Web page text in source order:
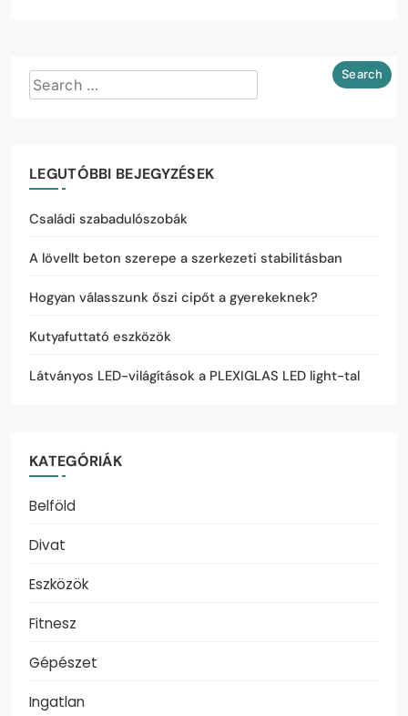
LEGUTÓBBI BEJEGYZÉSEK
Családi szabadulószobák
A lövellt beton szerepe a szerkezeti stabilitásban
Hogyan válasszunk őszi cipőt a gyerekeknek?
Kutyafuttató eszközök
Látványos LED-világítások a PLEXIGLAS LED light-tal
KATEGÓRIÁK
Belföld
Divat
Eszközök
Fitnesz
Gépészet
Ingatlan